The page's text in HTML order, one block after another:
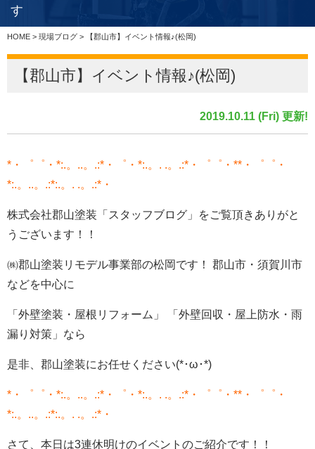
す
HOME > 現場ブログ > 【郡山市】イベント情報♪(松岡)
【郡山市】イベント情報♪(松岡)
2019.10.11 (Fri) 更新!
*・゜゜・*:.。..。.:*・゜・*:.。. .。.:*・゜゜・**・゜゜・
*:.。..。.:*:.。. .。.:*・
株式会社郡山塗装「スタッフブログ」をご覧頂きありがと
うございます！！
㈱郡山塗装リモデル事業部の松岡です！ 郡山市・須賀川市
などを中心に
「外壁塗装・屋根リフォーム」 「外壁回収・屋上防水・雨
漏り対策」なら
是非、郡山塗装にお任せください(*･ω･*)
*・゜゜・*:.。..。.:*・゜・*:.。. .。.:*・゜゜・**・゜゜・
*:.。..。.:*:.。. .。.:*・
さて、本日は3連休明けのイベントのご紹介です！！